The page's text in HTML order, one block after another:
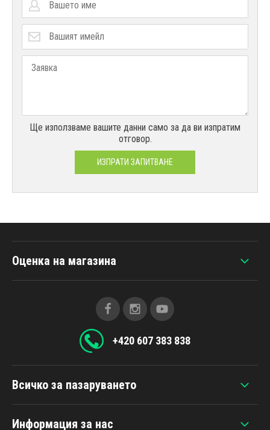
Ще използваме вашите данни само за да ви изпратим
отговор.
ИЗПРАТИ ЗАПИТВАНЕ
Всичко за пазаруването
Информация за нас
Оценка на магазина
+420 607 383 838